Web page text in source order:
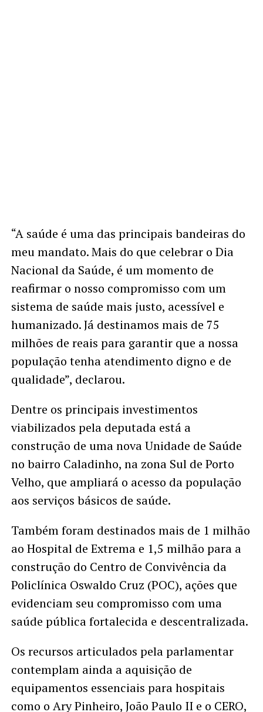
“A saúde é uma das principais bandeiras do
meu mandato. Mais do que celebrar o Dia
Nacional da Saúde, é um momento de
reafirmar o nosso compromisso com um
sistema de saúde mais justo, acessível e
humanizado. Já destinamos mais de 75
milhões de reais para garantir que a nossa
população tenha atendimento digno e de
qualidade”, declarou.
Dentre os principais investimentos
viabilizados pela deputada está a
construção de uma nova Unidade de Saúde
no bairro Caladinho, na zona Sul de Porto
Velho, que ampliará o acesso da população
aos serviços básicos de saúde.
Também foram destinados mais de 1 milhão
ao Hospital de Extrema e 1,5 milhão para a
construção do Centro de Convivência da
Policlínica Oswaldo Cruz (POC), ações que
evidenciam seu compromisso com uma
saúde pública fortalecida e descentralizada.
Os recursos articulados pela parlamentar
contemplam ainda a aquisição de
equipamentos essenciais para hospitais
como o Ary Pinheiro, João Paulo II e o CERO,